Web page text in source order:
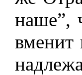
наше”,
вменит